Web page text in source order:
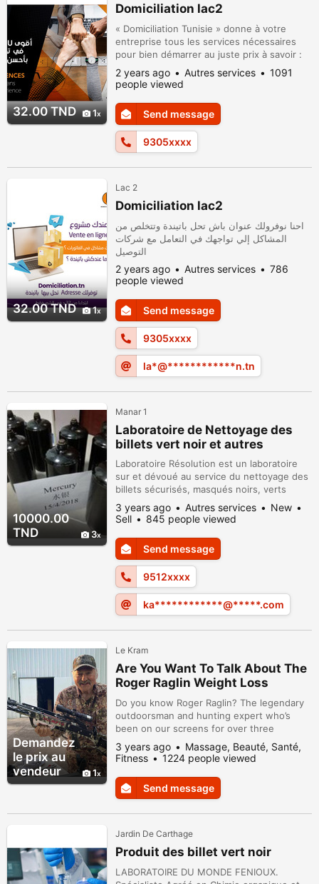
32.00 TND 1
Domiciliation lac2
« Domiciliation Tunisie » donne à votre
entreprise tous les services nécessaires
pour bien démarrer au juste prix à savoir :
une salle de réunion, la réception
téléphonique, scanne des courriers ....
numéro tel fixe / fax Alors n'hésitez pas à
nous contacter sur :93 050 729
2 years ago Autres services
1091
people viewed
Send message
9305xxxx
32.00 TND 1
Lac 2
Domiciliation lac2
احنا نوفرولك عنوان باش تحل باتيندة وتتخلص من
المشاكل إلي تواجهك في التعامل مع شركات
التوصيل
2 years ago Autres services
786
people viewed
Send message
9305xxxx
la*@************n.tn
10000.00
TND
3
Manar 1
Laboratoire de Nettoyage des
billets vert noir et autres
Laboratoire Résolution est un laboratoire
sur et dévoué au service du nettoyage des
billets sécurisés, masqués noirs, verts
gelés, cachetés... Billets noirs Billets verts
Le laboratoire Résolution (nettoyage de
billet noir et billet vert) et ses filiales
s’engagent à créer un environnement de
travail qui favorise un meilleur cadre de
travail dédié au nettoya...
3 years ago Autres services
New
Sell
845 people viewed
Send message
9512xxxx
ka************@*****.com
Demandez
le prix au
vendeur
1
Le Kram
Are You Want To Talk About The
Roger Raglin Weight Loss
Transformation?
Do you know Roger Raglin? The legendary
outdoorsman and hunting expert who’s
been on our screens for over three
decades now. Well, if you do, then you
must have noticed something different
about him in recent times – he’s lost a
considerable amount of weight! And we’re
not just talking about a couple of pounds
has ...
3 years ago
Massage, Beauté, Santé,
Fitness
1224 people viewed
Send message
Jardin De Carthage
Produit des billet vert noir
LABORATOIRE DU MONDE FENIOUX.